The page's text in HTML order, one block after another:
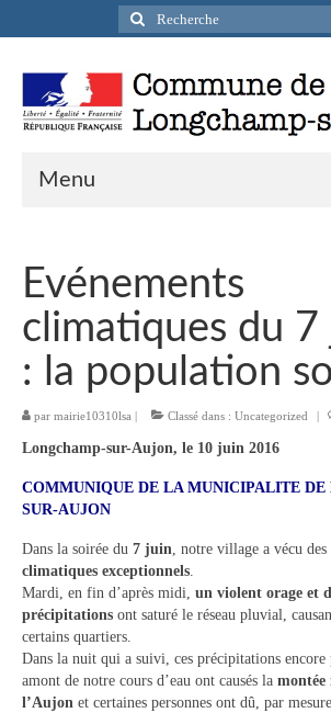
Rechercher
:
Menu
Infos pratiques
Présentation de la commune
Accueil en mairie
Longchamp-sur-Aujon en cartes
Tourisme
Hébergement
Services publics
Formalités administratives
Santé
Evénements
climatiques du 7
: la population
par mairie10310lsa Classé dans : Uncategorized
Longchamp-sur-Aujon, le 10 juin 2016
COMMUNIQUE DE LA MUNICIPALITE
SUR-AUJON
Dans la soirée du 7 juin, notre village a vécu des
climatiques exceptionnels.
Mardi, en fin d’après midi, un violent orage et
précipitations ont saturé le réseau pluvial,
certains quartiers.
Dans la nuit qui a suivi, ces précipitations encore
amont de notre cours d’eau ont causés la montée
l’Aujon et certaines personnes ont dû, par